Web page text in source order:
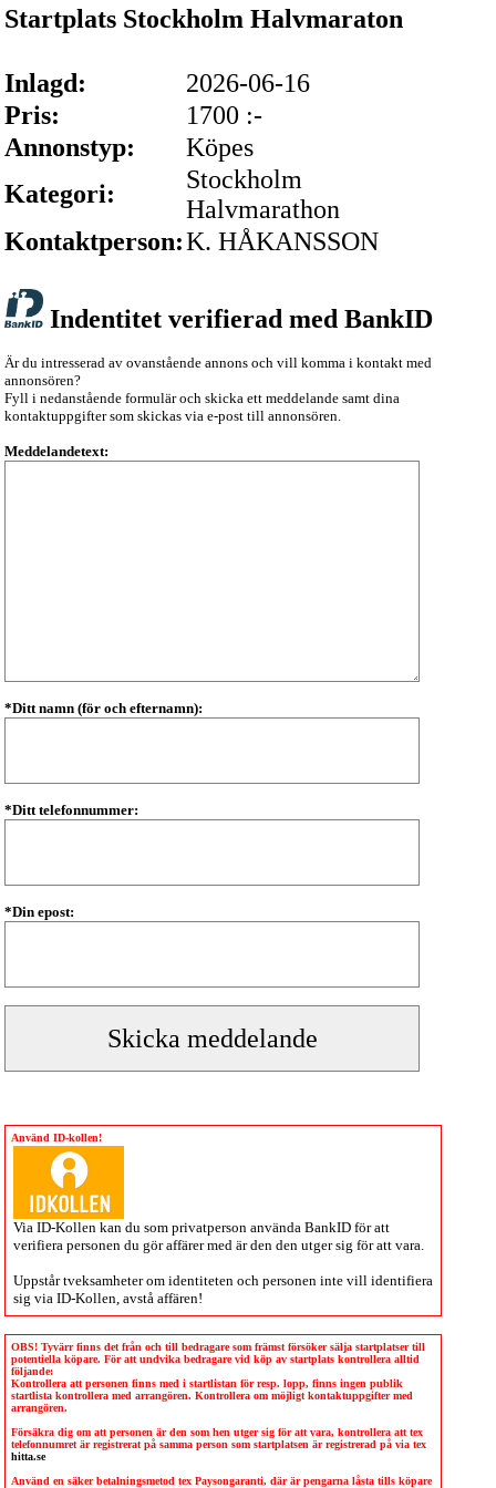
Startplats Stockholm Halvmaraton
Inlagd:
2026-06-16
Pris:
1700 :-
Annonstyp:
Köpes
Kategori:
Stockholm
Halvmarathon
Kontaktperson:K. HÅKANSSON
Indentitet verifierad med BankID
Är du intresserad av ovanstående annons och vill komma i kontakt med
annonsören?
Fyll i nedanstående formulär och skicka ett meddelande samt dina
kontaktuppgifter som skickas via e-post till annonsören.
Meddelandetext:
*Ditt namn (för och efternamn):
*Ditt telefonnummer:
*Din epost:
Använd ID-kollen!
Via ID-Kollen kan du som privatperson använda BankID för att
verifiera personen du gör affärer med är den den utger sig för att vara.
Uppstår tveksamheter om identiteten och personen inte vill identifiera
sig via ID-Kollen , avstå affären!
OBS! Tyvärr finns det från och till bedragare som främst försöker sälja startplatser till
potentiella köpare. För att undvika bedragare vid köp av startplats kontrollera alltid
följande:
Kontrollera att personen finns med i startlistan för resp. lopp, finns ingen publik
startlista kontrollera med arrangören. Kontrollera om möjligt kontaktuppgifter med
arrangören.
Försäkra dig om att personen är den som hen utger sig för att vara, kontrollera att tex
telefonnumret är registrerat på samma person som startplatsen är registrerad på via tex
hitta.se
Använd en säker betalningsmetod tex Paysongaranti, där är pengarna låsta tills köpare